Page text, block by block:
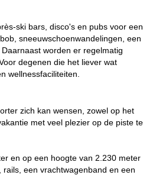
ski bars, disco's en pubs voor een
sneeuwschoenwandelingen, een
worden er regelmatig
degenen die het liever wat
wellnessfaciliteiten.
zich kan wensen, zowel op het
met veel plezier op de piste te
en op een hoogte van 2.230 meter
een vrachtwagenband en een